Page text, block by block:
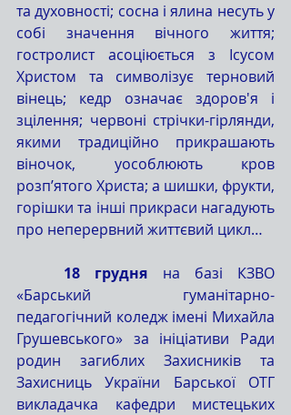
та духовності; сосна і ялина несуть у
собі значення вічного життя;
гостролист асоціюється з Ісусом
Христом та символізує терновий
вінець; кедр означає здоров'я і
зцілення; червоні стрічки-гірлянди,
якими традиційно прикрашають
віночок, уособлюють кров
розп’ятого Христа; а шишки, фрукти,
горішки та інші прикраси нагадують
про неперервний життєвий цикл…
	18 грудня
на базі КЗВО
«Барський гуманітарно-
педагогічний коледж імені Михайла
Грушевського» за ініціативи Ради
родин загиблих Захисників та
Захисниць України Барської ОТГ
викладачка кафедри мистецьких